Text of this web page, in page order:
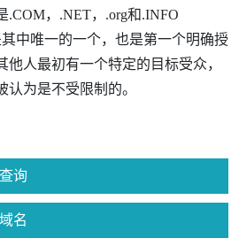
.COM，.NET， .org和.INFO
其中唯一的一个， 也是第一个明确授
他人最初有一个特定的目标受众，
认为是不受限制的。
询
名